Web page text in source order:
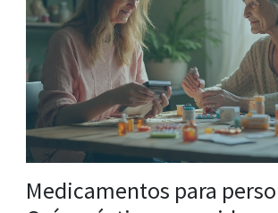
Medicamentos para